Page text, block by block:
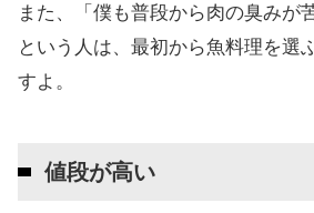
また、「僕も普段から肉の臭みが
という人は、最初から魚料理を選
すよ。
値段が高い